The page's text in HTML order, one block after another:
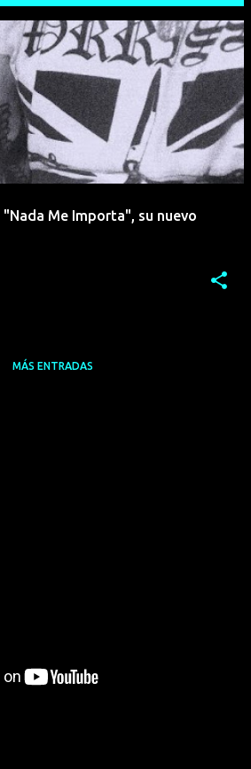
"Nada Me Importa", su nuevo
MÁS ENTRADAS